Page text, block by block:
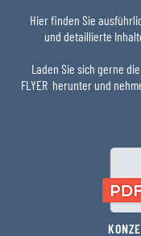
Hier finden Sie
und detaillierte
Laden Sie sich gerne die
FLYER herunter und